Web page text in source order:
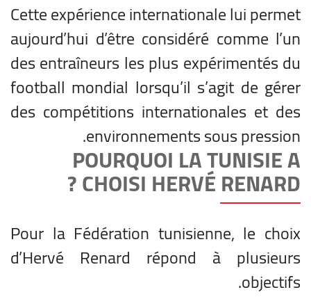
Cette expérience internationale lui permet
aujourd’hui d’être considéré comme l’un
des entraîneurs les plus expérimentés du
football mondial lorsqu’il s’agit de gérer
des compétitions internationales et des
environnements sous pression.
POURQUOI LA TUNISIE A
CHOISI HERVÉ RENARD ?
Pour la Fédération tunisienne, le choix
d’Hervé Renard répond à plusieurs
objectifs.